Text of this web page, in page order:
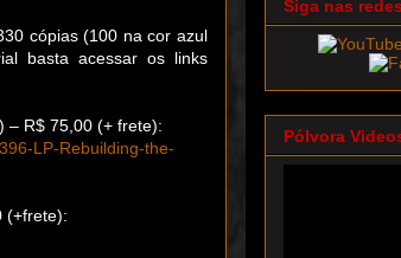
cópias (100 na cor azul
basta acessar os links
– R$ 75,00 (+ frete):
LP-Rebuilding-the-
(+frete):
Siga nas
Pólvora